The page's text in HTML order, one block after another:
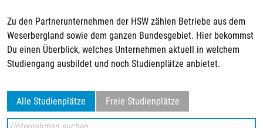
Zu den Partnerunternehmen der HSW zählen Betriebe aus dem
Weserbergland sowie dem ganzen Bundesgebiet. Hier bekommst
Du einen Überblick, welches Unternehmen aktuell in welchem
Studiengang ausbildet und noch Studienplätze anbietet.
Alle Studienplätze Freie Studienplätze